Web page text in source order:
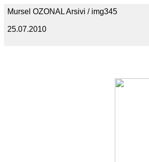
Mursel OZONAL Arsivi / img345
25.07.2010